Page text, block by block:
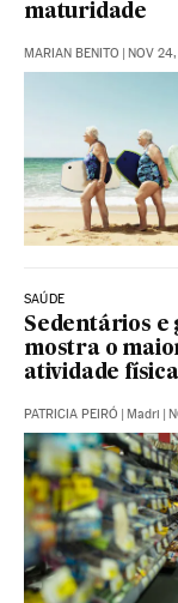
maturidade
MARIAN BENITO | NOV
SAÚDE
Sedentários e
mostra o
atividade
PATRICIA PEIRÓ | Madri |